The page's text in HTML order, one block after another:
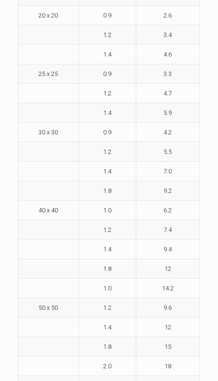
20 x 20 0.9 2.6
1.2 3.4
1.4 4.6
25 x 25 0.9 3.3
1.2 4.7
1.4 5.9
30 x 30 0.9 4.2
1.2 5.5
1.4 7.0
1.8 9.2
40 x 40 1.0 6.2
1.2 7.4
1.4 9.4
1.8 12
1.0 14.2
50 x 50 1.2 9.6
1.4 12
1.8 15
2.0 18